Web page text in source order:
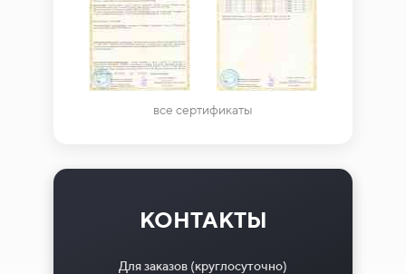
все сертификаты
КОНТАКТЫ
Для заказов (круглосуточно)